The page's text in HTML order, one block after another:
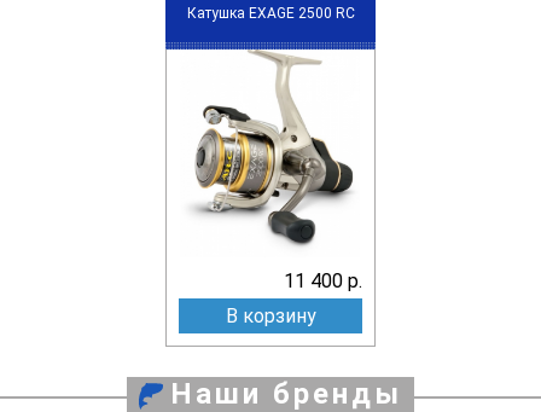
Катушка EXAGE 2500 RC
11 400 р.
В корзину
Наши бренды